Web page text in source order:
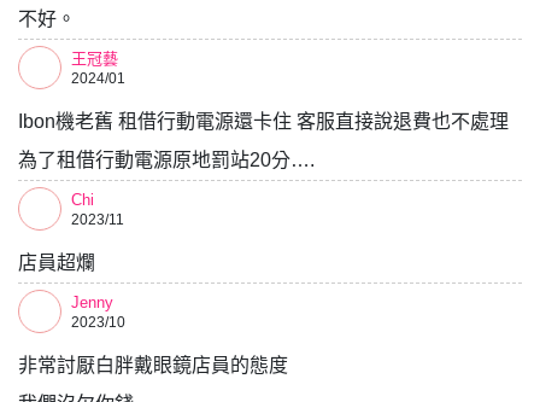
不好。
王冠藝
2024/01
Ibon機老舊 租借行動電源還卡住 客服直接說退費也不處理
為了租借行動電源原地罰站20分….
Chi
2023/11
店員超爛
Jenny
2023/10
非常討厭白胖戴眼鏡店員的態度